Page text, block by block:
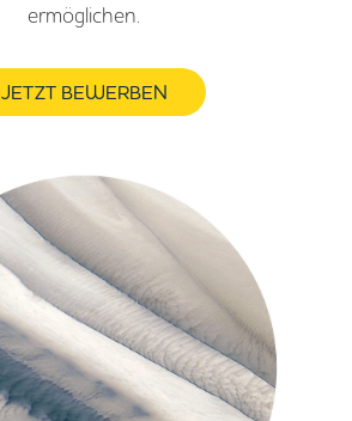
ermöglichen.
JETZT BEWERBEN